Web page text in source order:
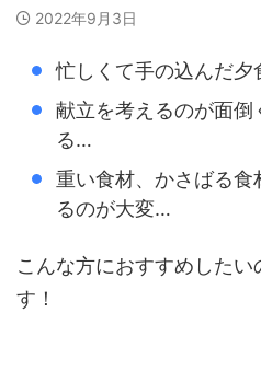
2022年9月3日
忙しくて手の込んだ
献立を考えるのが面
る…
重い食材、かさばる
るのが大変…
こんな方におすすめした
す！